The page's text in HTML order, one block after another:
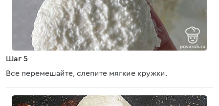
Шаг 5
Все перемешайте, слепите мягкие кружки.